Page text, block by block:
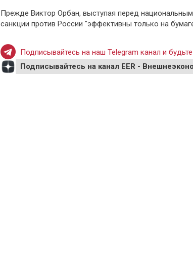
Прежде Виктор Орбан, выступая перед
санкции против России "эффективны только на
Подписывайтесь на наш Telegram канал и
Подписывайтесь на канал EER -